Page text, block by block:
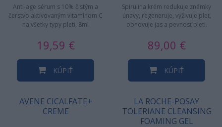
Anti-age sérum s 10% čistým a
čerstvo aktivovaným vitamínom C
na všetky typy pleti, 8ml
19,59 €
KÚPIŤ
Spirulina krém redukuje známky
únavy, regeneruje, vyživuje pleť,
obnovuje jas a pevnosť pleti.
89,00 €
KÚPIŤ
AVENE CICALFATE+
CREME
LA ROCHE-POSAY
TOLERIANE CLEANSING
FOAMING GEL